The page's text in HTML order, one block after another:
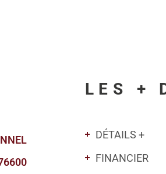
LES +
DÉTAILS +
FINANCIER